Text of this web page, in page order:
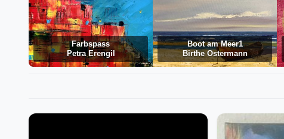
Farbspass
Petra Erengil
Boot am Meer1
Birthe Ostermann